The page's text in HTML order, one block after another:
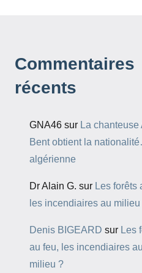
Commentaires
récents
GNA46 sur La chanteuse
Bent obtient la
algérienne
Dr Alain G. sur Les forêts
les incendiaires au milieu
Denis BIGEARD sur Les
au feu, les incendiaires au
milieu ?